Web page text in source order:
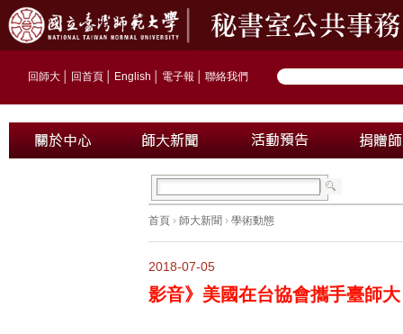
回師大 回首頁 English 電子報 聯絡我們
首頁 › 師大新聞 › 學術動態
2018-07-05
影音》美國在台協會攜手臺師